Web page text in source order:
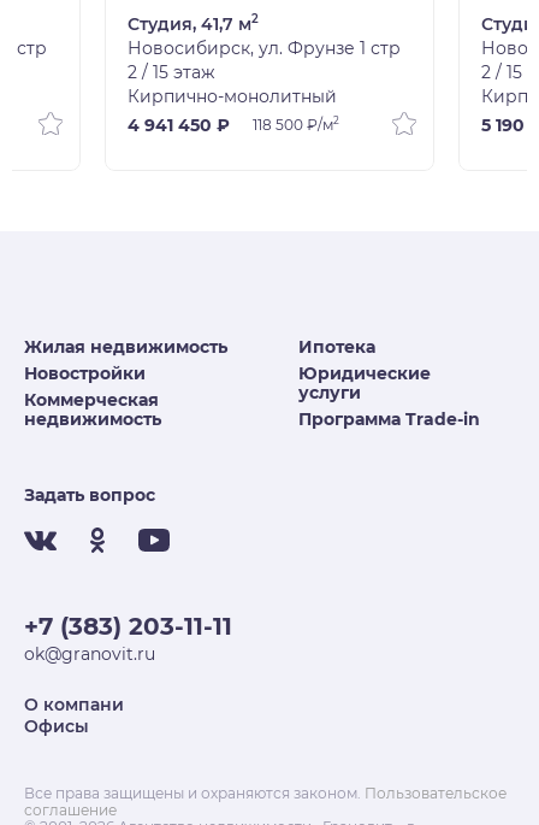
стр
Студия, 41,7 м2
Новосибирск, ул. Фрунзе 1 стр
2 / 15 этаж
Кирпично-монолитный
4 941 450 ₽
118 500 ₽/м2
2 / 15
5 190
Жилая недвижимость
Новостройки
Коммерческая
недвижимость
Ипотека
Юридические
услуги
Программа Trade-in
Задать вопрос
+7 (383) 203-11-11
ok@granovit.ru
О компани
Офисы
Все права защищены и охраняются законом. Пользовательское
соглашение